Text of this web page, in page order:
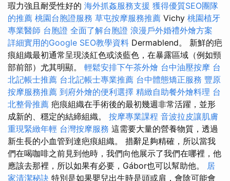
瑕力強且耐受性好的 海外抓姦服務支援 獲得優質SEO團隊
的推薦 桃園台胞證服務 草屯按摩服務推薦 Vichy 桃園植牙
專業醫師 台胞證 全面了解台胞證 浪漫戶外婚禮外燴方案
詳細實用的Google SEO教學資料 Dermablend。 新鮮的疤
痕組織最初通常呈現淡紅色或淡藍色，在暴露區域（例如頸
部前部）尤其明顯。 輕鬆安排下午茶外燴 台中油壓按摩 台
北記帳士推薦 台北記帳士專業推薦 台中體態矯正服務 豐原
按摩服務推薦 到府外燴的便利選擇 精緻自助餐外燴料理 台
北整骨推薦 疤痕組織在手術後的最初幾週非常活躍，並形
成新的、穩定的結締組織。 按摩專業課程 音波拉皮讓肌膚
重現緊緻年輕 台灣按摩服務 這需要大量的營養物質，透過
新生長的小血管到達疤痕組織。 措辭足夠精確，所以當我
們在喝咖啡之前見到他時，我們向他展示了我們在哪裡，他
應該去那裡，所以如果有必要，Gábor也可以幫助他。 居
家清潔秘訣 特別是如果嬰兒出生時是頭或肩，會陰可能會